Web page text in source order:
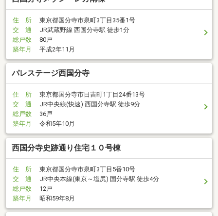
住 所
東京都国分寺市泉町3丁目35番1号
交 通
JR武蔵野線 西国分寺駅 徒歩1分
総戸数
80戸
築年月
平成2年11月
パレステージ西国分寺
住 所
東京都国分寺市日吉町1丁目24番13号
交 通
JR中央線(快速) 西国分寺駅 徒歩9分
総戸数
36戸
築年月
令和5年10月
西国分寺史跡通り住宅１０号棟
住 所
東京都国分寺市泉町3丁目5番10号
交 通
JR中央本線(東京～塩尻) 国分寺駅 徒歩4分
総戸数
12戸
築年月
昭和59年8月